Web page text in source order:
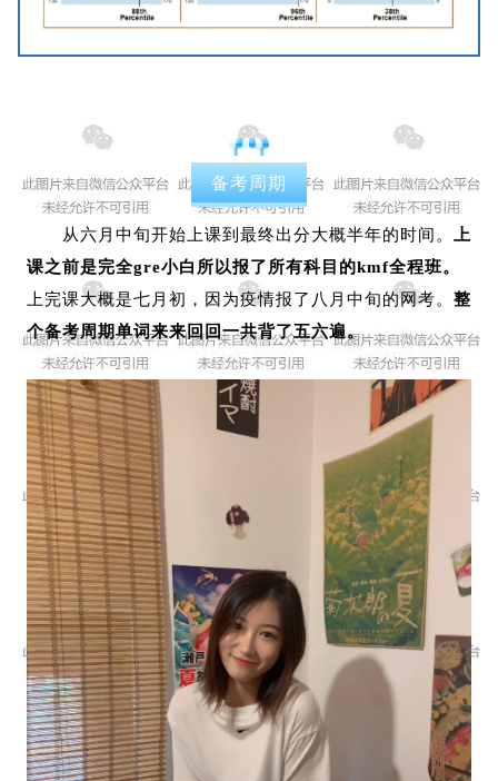
备考周期
从六月中旬开始上课到最终出分大概半年的时间。
上
课之前是完全gre小白所以报了所有科目的kmf全程班。
上完课大概是七月初，因为疫情报了八月中旬的网考。 整
个备考周期单词来来回回一共背了五六遍。